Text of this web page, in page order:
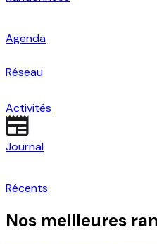
Agenda
Réseau
Activités
Journal
Récents
Nos meilleures